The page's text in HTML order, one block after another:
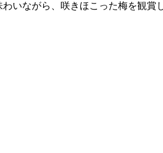
いながら、咲きほこった梅を観